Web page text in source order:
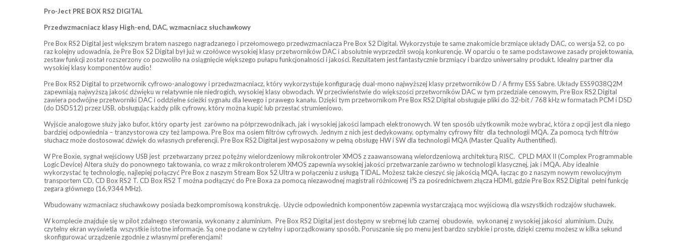
Pro-Ject PRE BOX RS2 DIGITAL
Przedwzmacniacz klasy High-end, DAC, wzmacniacz słuchawkowy
Pre Box RS2 Digital jest większym bratem naszego nagradzanego i przełomowego przedwzmacniacza Pre Box S2 Digital. Wykorzystuje te same znakomicie brzmiące układy DAC, co wersja S2, co po
raz kolejny udowadnia, że Pre Box S2 Digital był już w czołówce wysokiej klasy przetworników DAC i absolutnie wyprzedził swoją konkurencję. W oparciu o te same podstawowe zasady projektowania,
zestaw funkcji został rozszerzony co pozwoliło na osiągnięcie większego pułapu funkcjonalności i jakości. Rezultatem jest fantastycznie brzmiący i bardzo uniwersalny produkt. Idealny partner dla
wysokiej klasy komponentów audio!
Pre Box RS2 Digital to przetwornik cyfrowo-analogowy i przedwzmacniacz, który wykorzystuje konfigurację dual-mono najwyższej klasy przetworników D / A firmy ESS Sabre. Układy ESS9038Q2M
zapewniają najwyższą jakość dźwięku w relatywnie nie niedrogich, wysokiej klasy obwodach. W przeciwieństwie do większości przetworników DAC w tym przedziale cenowym, Pre Box RS2 Digital
zawiera podwójne przetworniki DAC i oddzielne ścieżki sygnału dla lewego i prawego kanału. Dzięki tym przetwornikom Pre Box RS2 Digital obsługuje pliki do 32-bit / 768 kHz w formatach PCM i DSD
(do DSD512) przez USB, obsługując każdy plik cyfrowy, który można kupić lub przesłać strumieniowo.
Wyjście analogowe służy jako bufor, który oparty jest zarówno na półprzewodnikach, jak i wysokiej jakości lampach elektronowych. W ten sposób użytkownik może wybrać, która z opcji jest dla niego
bardziej odpowiednia – tranzystorowa czy też lampowa. Pre Box ma osiem filtrów cyfrowych. Jednym z nich jest dedykowany, optymalny cyfrowy filtr dla technologii MQA. Za pomocą tych filtrów
słuchacz może dostosować dźwięk do własnych preferencji. Pre Box RS2 Digital jest wyposażony w pełną obsługę HW i SW dla technologii MQA (Master Quality Authentified).
W Pre Boxie, sygnał wejściowy USB jest przetwarzany przez potężny wielordzeniowy mikrokontroler XMOS z zaawansowaną wielordzeniową architekturą RISC. CPLD MAX II (Complex Programmable
Logic Device) Altera służy do ponownego taktowania, co wraz z mikrokontrolerem XMOS zapewnia wysokiej jakości przetwarzanie zarówno w technologii klasycznej, jak i MQA. Aby idealnie
wykorzystać tę technologię, najlepiej połączyć Pre Box z naszym Stream Box S2 Ultra w połączeniu z usługą TIDAL. Możesz także cieszyć się jakością MQA, łącząc go z naszym nowym rewolucyjnym
transportem CD, CD Box RS2 T. CD Box RS2 T można podłączyć do Pre Boxa za pomocą niezawodnej magistrali różnicowej I²S za pośrednictwem złącza HDMI, gdzie Pre Box RS2 Digital pełni funkcję
zegara głównego (16,9344 MHz).
Wbudowany wzmacniacz słuchawkowy posiada bezkompromisową konstrukcję. Użycie odpowiednich komponentów zapewnia wystarczającą moc wyjściową dla wszystkich rodzajów słuchawek.
W komplecie znajduje się w pilot zdalnego sterowania, wykonany z aluminium. Pre Box RS2 Digital jest dostępny w srebrnej lub czarnej obudowie, wykonanej z wysokiej jakości aluminium. Duży,
czytelny ekran wyświetla wszystkie istotne informacje. Są one podane w czytelny i uporządkowany sposób. Poruszanie się po menu jest bardzo szybkie i proste, dzięki czemu możesz w kilka sekund
skonfigurować urządzenie zgodnie z własnymi preferencjami!